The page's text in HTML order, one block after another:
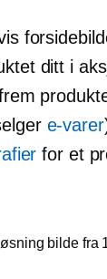
ditt i
e-varer
for et
bilde fra